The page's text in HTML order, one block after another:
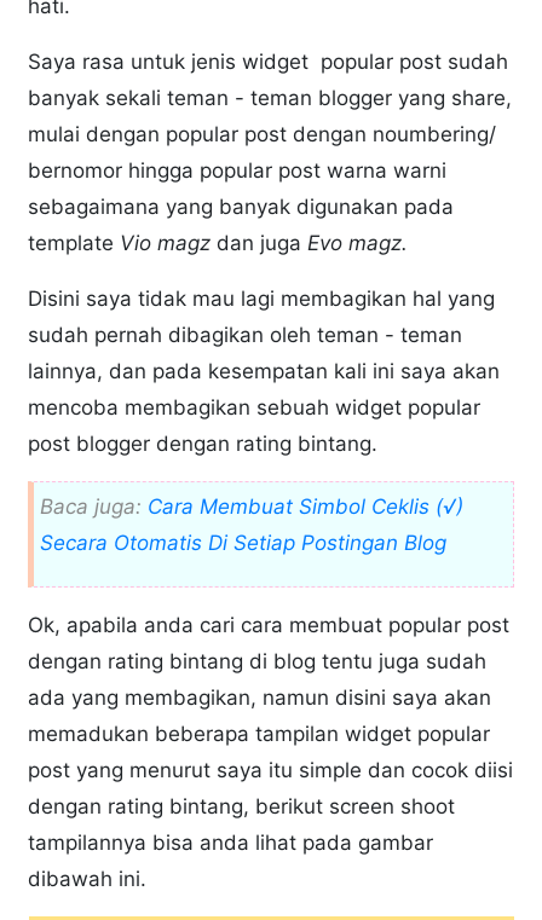
hati.
Saya rasa untuk jenis widget popular post sudah
banyak sekali teman - teman blogger yang share,
mulai dengan popular post dengan noumbering/
bernomor hingga popular post warna warni
sebagaimana yang banyak digunakan pada
template Vio magz dan juga Evo magz.
Disini saya tidak mau lagi membagikan hal yang
sudah pernah dibagikan oleh teman - teman
lainnya, dan pada kesempatan kali ini saya akan
mencoba membagikan sebuah widget popular
post blogger dengan rating bintang.
Baca juga: Cara Membuat Simbol Ceklis (√)
Secara Otomatis Di Setiap Postingan Blog
Ok, apabila anda cari cara membuat popular post
dengan rating bintang di blog tentu juga sudah
ada yang membagikan, namun disini saya akan
memadukan beberapa tampilan widget popular
post yang menurut saya itu simple dan cocok diisi
dengan rating bintang, berikut screen shoot
tampilannya bisa anda lihat pada gambar
dibawah ini.